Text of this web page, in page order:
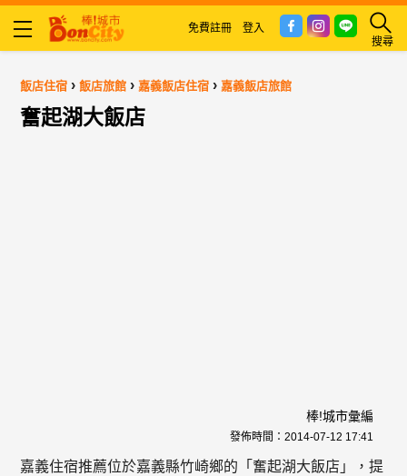
搜尋
免費註冊 登入
飯店住宿 ›飯店旅館 ›嘉義飯店住宿 ›嘉義飯店旅館
奮起湖大飯店
棒!城市彙編
發佈時間： 2014-07-12 17:41
嘉義住宿推薦位於嘉義縣竹崎鄉的「奮起湖大飯店」，提